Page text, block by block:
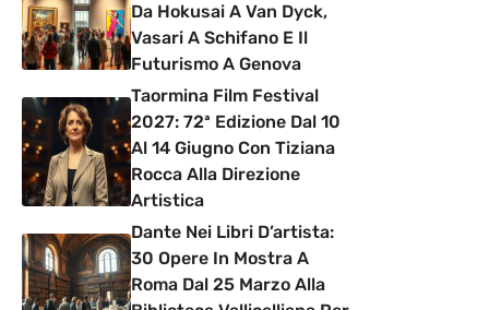
Da Hokusai A Van Dyck,
Vasari A Schifano E Il
Futurismo A Genova
Taormina Film Festival
2027: 72ª Edizione Dal 10
Al 14 Giugno Con Tiziana
Rocca Alla Direzione
Artistica
Dante Nei Libri D’artista:
30 Opere In Mostra A
Roma Dal 25 Marzo Alla